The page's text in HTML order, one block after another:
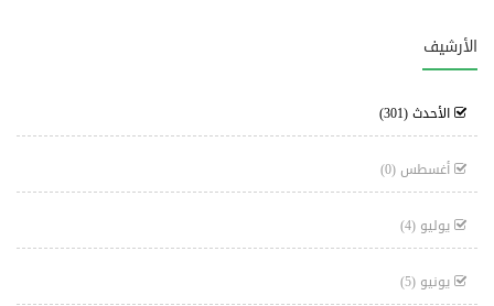
الأرشيف
الأحدث(301)
أغسطس (0)
يوليو (4)
يونيو (5)